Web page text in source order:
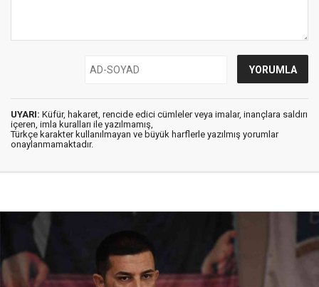
UYARI: Küfür, hakaret, rencide edici cümleler veya imalar, inançlara saldırı
içeren, imla kuralları ile yazılmamış,
Türkçe karakter kullanılmayan ve büyük harflerle yazılmış yorumlar
onaylanmamaktadır.